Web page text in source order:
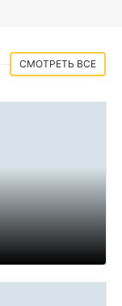
СМОТРЕТЬ ВСЕ